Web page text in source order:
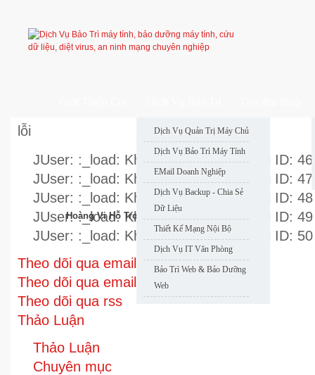
Dịch Vụ Quản Trị Máy Chủ
Dịch Vụ Bảo Trì Máy Tính
EMail Doanh Nghiệp
Dịch Vụ Backup - Chia Sẻ
Dữ Liệu
Thiết Kế Mạng Nội Bộ
Dịch Vụ IT Văn Phòng
Bảo Trì Web & Bảo Dưỡng
Web
lỗi
JUser: :_load: Không thể nạp user với ID: 46
JUser: :_load: Không thể nạp user với ID: 47
JUser: :_load: Không thể nạp user với ID: 48
JUser: :_load: Không thể nạp user với ID: 49
JUser: :_load: Không thể nạp user với ID: 50
Theo dõi qua email
Theo dõi qua email
Theo dõi qua rss
Thảo Luận
Thảo Luận
Chuyên mục
Hoàng Vi Hỗ Trợ Nhanh